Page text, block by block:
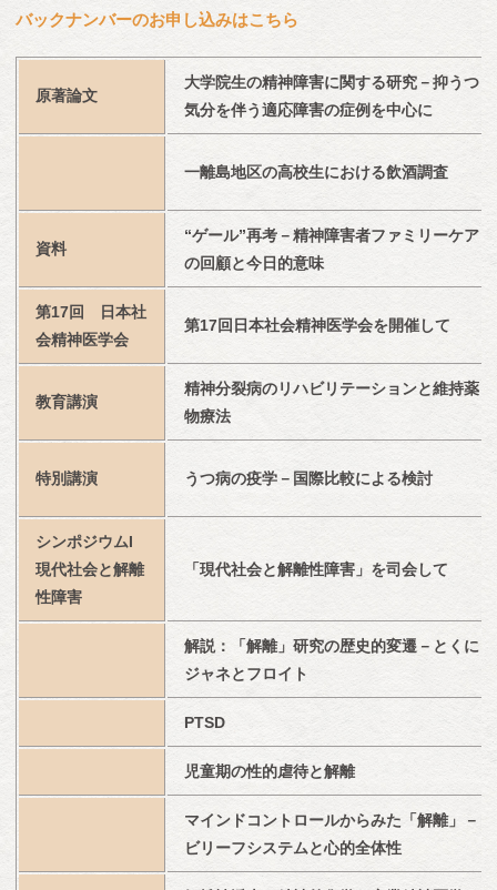
バックナンバーのお申し込みはこちら
原著論文
大学院生の精神障害に関する研究－抑うつ
気分を伴う適応障害の症例を中心に
一離島地区の高校生における飲酒調査
資料
“ゲール”再考－精神障害者ファミリーケア
の回顧と今日的意味
第17回　日本社
会精神医学会
第17回日本社会精神医学会を開催して
教育講演
精神分裂病のリハビリテーションと維持薬
物療法
特別講演 うつ病の疫学－国際比較による検討
シンポジウムI
現代社会と解離
性障害
「現代社会と解離性障害」を司会して
解説：「解離」研究の歴史的変遷－とくに
ジャネとフロイト
PTSD
児童期の性的虐待と解離
マインドコントロールからみた「解離」－
ビリーフシステムと心的全体性